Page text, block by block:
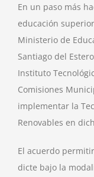
En un paso más
educación
Ministerio de
Santiago del
Instituto
Comisiones
implementar la
Renovables en
El acuerdo
dicte bajo la